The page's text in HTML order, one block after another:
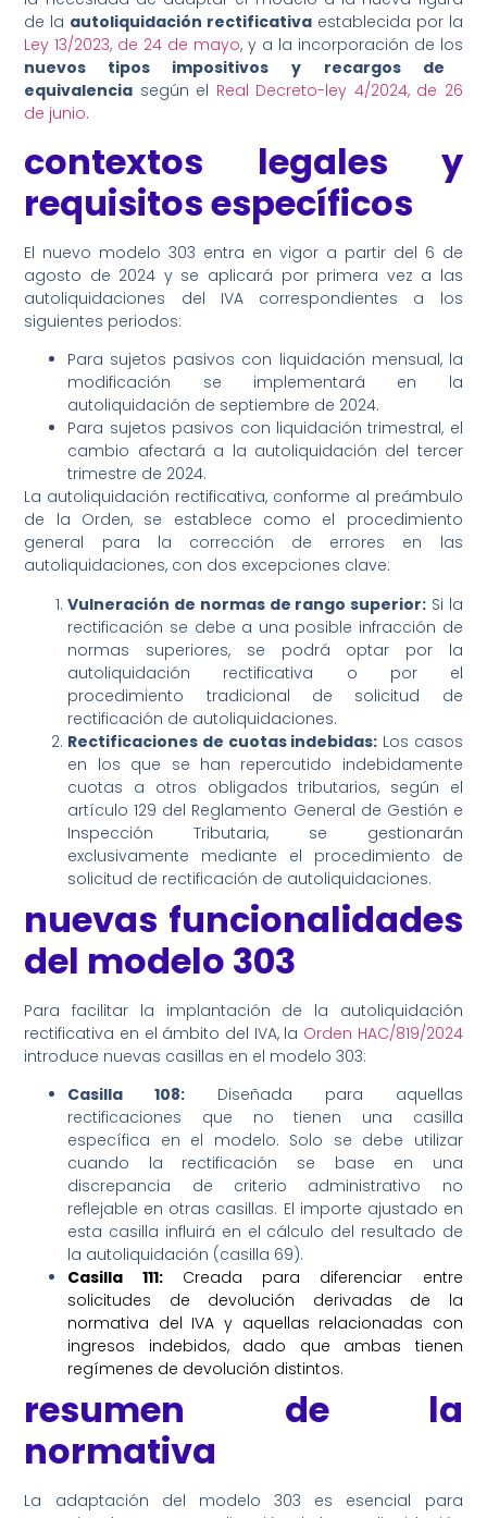
de la autoliquidación rectificativa establecida por la
Ley 13/2023, de 24 de mayo, y a la incorporación de los
nuevos tipos impositivos
y
recargos de
equivalencia según el Real Decreto-ley 4/2024, de 26
de junio.
contextos legales y
requisitos específicos
El nuevo modelo 303 entra en vigor a partir del 6 de
agosto de 2024 y se aplicará por primera vez a las
autoliquidaciones del IVA correspondientes a los
siguientes periodos:
Para sujetos pasivos con liquidación mensual, la
modificación se implementará en la
autoliquidación de septiembre de 2024.
Para sujetos pasivos con liquidación trimestral, el
cambio afectará a la autoliquidación del tercer
trimestre de 2024.
La autoliquidación rectificativa, conforme al preámbulo
de la Orden, se establece como el procedimiento
general para la corrección de errores en las
autoliquidaciones, con dos excepciones clave:
Vulneración de normas de rango superior: Si la
rectificación se debe a una posible infracción de
normas superiores, se podrá optar por la
autoliquidación rectificativa o por el
procedimiento tradicional de solicitud de
rectificación de autoliquidaciones.
Rectificaciones de cuotas indebidas: Los casos
en los que se han repercutido indebidamente
cuotas a otros obligados tributarios, según el
artículo 129 del Reglamento General de Gestión e
Inspección Tributaria, se gestionarán
exclusivamente mediante el procedimiento de
solicitud de rectificación de autoliquidaciones.
nuevas funcionalidades
del modelo 303
Para facilitar la implantación de la autoliquidación
rectificativa en el ámbito del IVA, la Orden HAC/819/2024
introduce nuevas casillas en el modelo 303:
Casilla 108: Diseñada para aquellas
rectificaciones que no tienen una casilla
específica en el modelo. Solo se debe utilizar
cuando la rectificación se base en una
discrepancia de criterio administrativo no
reflejable en otras casillas. El importe ajustado en
esta casilla influirá en el cálculo del resultado de
la autoliquidación (casilla 69).
Casilla 111:Creada para diferenciar entre
solicitudes de devolución derivadas de la
normativa del IVA y aquellas relacionadas con
ingresos indebidos, dado que ambas tienen
regímenes de devolución distintos.
resumen de la
normativa
La adaptación del modelo 303 es esencial para